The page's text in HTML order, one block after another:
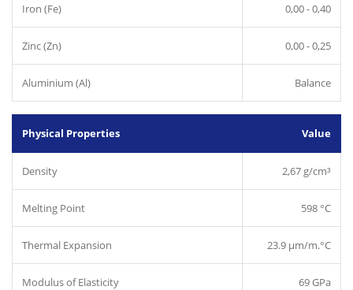
Iron (Fe) 0,00 - 0,40
Zinc (Zn) 0,00 - 0,25
Aluminium (Al) Balance
Physical Properties Value
Density 2,67 g/cm³
Melting Point 598 °C
Thermal Expansion 23.9 µm/m.°C
Modulus of Elasticity 69 GPa